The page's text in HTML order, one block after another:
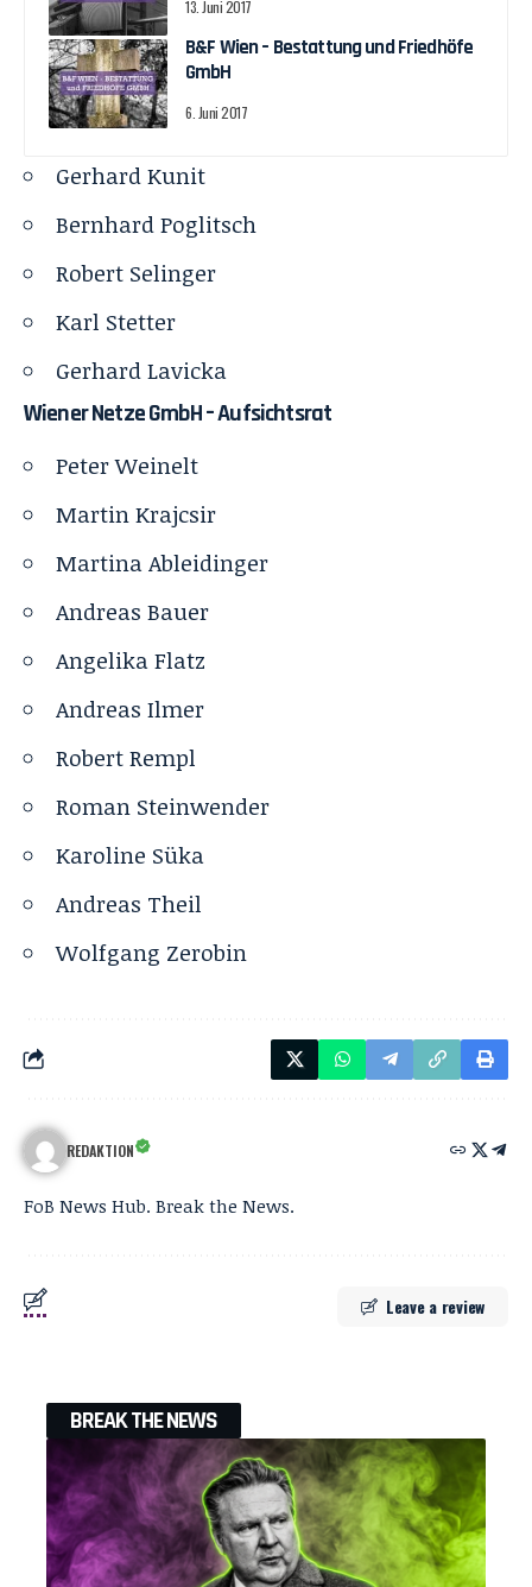
13. Juni 2017
B&F Wien – Bestattung und Friedhöfe
GmbH
6. Juni 2017
Gerhard Kunit
Bernhard Poglitsch
Robert Selinger
Karl Stetter
Gerhard Lavicka
Wiener Netze GmbH – Aufsichtsrat
Peter Weinelt
Martin Krajcsir
Martina Ableidinger
Andreas Bauer
Angelika Flatz
Andreas Ilmer
Robert Rempl
Roman Steinwender
Karoline Süka
Andreas Theil
Wolfgang Zerobin
REDAKTION
FoB News Hub. Break the News.
Leave a review
BREAK THE NEWS